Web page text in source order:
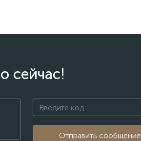
сейчас!
Отправить сообщение